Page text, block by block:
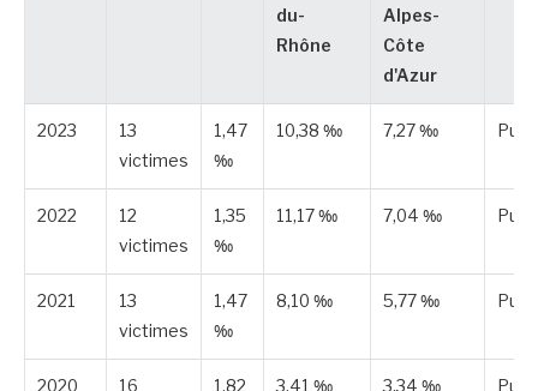
du-
Rhône
Alpes-
Côte
d'Azur
2023
13
victimes
1,47
‰
10,38 ‰ 7,27 ‰
2022
12
victimes
1,35
‰
11,17 ‰ 7,04 ‰
2021
13
victimes
1,47
‰
8,10 ‰ 5,77 ‰
2020
16
1,82
3,41 ‰ 3,34 ‰